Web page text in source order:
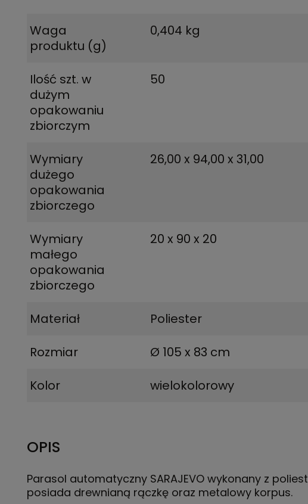
Waga
produktu (g)
0,404 kg
Ilość szt. w
dużym
opakowaniu
zbiorczym
50
Wymiary
dużego
opakowania
zbiorczego
26,00 x 94,00 x 31,00
Wymiary
małego
opakowania
zbiorczego
20 x 90 x 20
Materiał
Poliester
Rozmiar
Ø 105 x 83 cm
Kolor
wielokolorowy
OPIS
Parasol automatyczny SARAJEVO wykonany z
posiada drewnianą rączkę oraz metalowy korpus.